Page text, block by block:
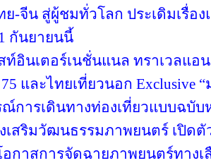
จีน สู่ผู้ชมทั่วโลก ประเดิมเรื่องแร
กันยายนนี้
ท์อินเตอร์เนชั่นแนล ทราเวลแอ
และไทยเที่ยวนอก Exclusive
ณ์การเดินทางท่องเที่ยวแบบฉบั
เสริมวัฒนธรรมภาพยนตร์ เปิดตั
กาสการจัดฉายภาพยนตร์ทาง